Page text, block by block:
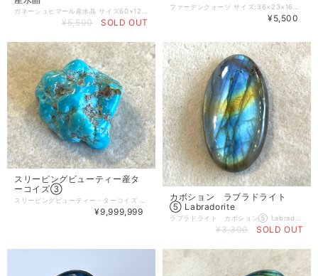
ガネーシュヒマール産水晶 サイズ60×12×16mm このガネーシュヒマール産水晶は、クローライトが針状にインクルージョンされています。 条線もしっかりと出ていてガネーシュヒマールらしさが存分に感じる水晶です。 ※ガネーシュヒマール産ヒマラヤ水晶の特徴としては、クローライト（緑泥石）を含有し濃い緑色をした、小さな結晶が小枝状に鋭利に伸び険しいヒマラヤの山々を想わせるようなクラスターや、透明度がとても高く胴回りが太めで先細りになっているものや、ポイント表面にはっきりとバーコード状の成長線の刻まれたものなどが多く見られます。 ガネーシュヒマール産の水晶は非常に個性的で、凛とした存在感を兼ね備えているように思えます。そしてとても力強いヒマラヤのパワーを感じさせてくれる水晶です。
¥5,500 SOLD OUT ¥5,500
スリーピングビューティー産タ
ーコイズ③
¥9,999,999
カボション ラブラドライト
⑤ Labradorite
ラブラドライト カボション⑤ Labradorite サイズ 32×20×5mm 産地:マダガスカル ラブラドライトは、見る角度によって色合いや輝きが変化する不思議な石で、その特性がまるで光と影が織りなす幻想的な景色のように感じさせます。 太陽と月の両方を象徴するとも言われています。 ラブラドライトは全てのチャクラに対応しクリスタルヒーリングでも幅広く使われています。 この輝きが夢や目標を見出し達成するまでやり抜き通すことをサポートすると言われています。 この石を通じて、あなた自身の内面的な美しさを引き出し、感情のバランスを整えることが期待できるでしょう。意味深い瞬間を共にし、その時々の感覚を豊かにする素晴らしいアイテムです。
¥3,300 SOLD OUT